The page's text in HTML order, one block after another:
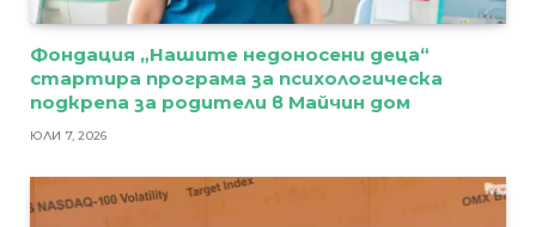
Фондация „Нашите недоносени деца“
стартира програма за психологическа
подкрепа за родители в Майчин дом
ЮЛИ 7, 2026